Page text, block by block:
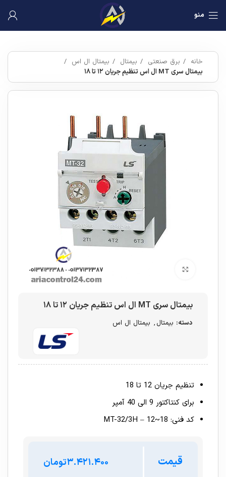
منو
خانه برق صنعتی بیمتال
بیمتال ال اس
بیمتال سری MT ال اس تنظیم جریان ۱۲ تا ۱۸
بیمتال سری MT ال اس تنظیم جریان ۱۲ تا ۱۸
دسته: بیمتال , بیمتال ال اس
تنظیم جریان 12 تا 18
برای کنتاکتور 9 الی 40 آمپر
کد فنی: MT-32/3H – 12~18
قیمت تومان